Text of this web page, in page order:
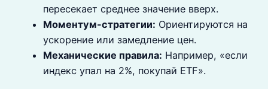
пересекает среднее значение вверх.
Моментум-стратегии: Ориентируются на
ускорение или замедление цен.
Механические правила: Например, «если
индекс упал на 2%, покупай ETF».